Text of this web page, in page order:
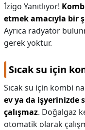
İzigo Yanıtlıyor!
etmek amacıyla bir
Ayrıca radyatör
gerek yoktur.
Sıcak su için
Sıcak su için kombi
ev ya da işyerinizde
çalışmaz. Doğalgaz
otomatik olarak